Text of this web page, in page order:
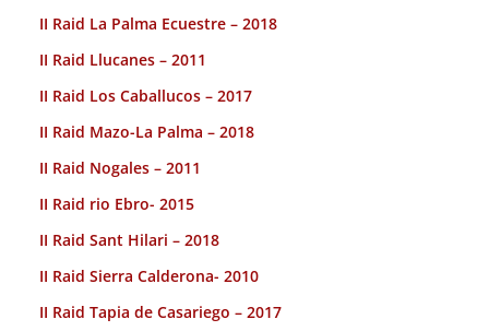
II Raid La Palma Ecuestre – 2018
II Raid Llucanes – 2011
II Raid Los Caballucos – 2017
II Raid Mazo-La Palma – 2018
II Raid Nogales – 2011
II Raid rio Ebro- 2015
II Raid Sant Hilari – 2018
II Raid Sierra Calderona- 2010
II Raid Tapia de Casariego – 2017